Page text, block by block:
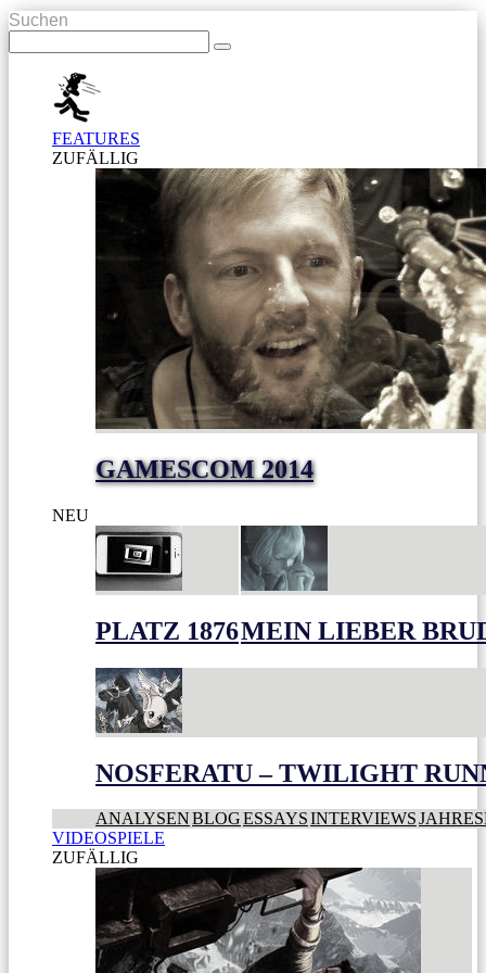
Suchen
FEATURES
ZUFÄLLIG
GAMESCOM 2014
NEU
PLATZ 1876MEIN LIEBER
NOSFERATU – TWILIGHT
ANALYSENBLOGESSAYSINTERVIEWS
VIDEOSPIELE
ZUFÄLLIG